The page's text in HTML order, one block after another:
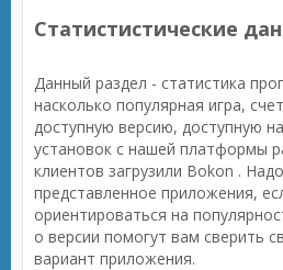
Статистистические
Данный раздел - статистика
насколько популярная игра,
доступную версию, доступную
установок с нашей платформы
клиентов загрузили Bokon .
представленное приложения,
ориентироваться на
о версии помогут вам сверить
вариант приложения.